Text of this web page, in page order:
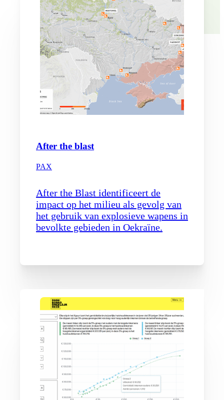
After the blast
PAX
After the Blast identificeert de
impact op het milieu als gevolg van
het gebruik van explosieve wapens in
bevolkte gebieden in Oekraïne.